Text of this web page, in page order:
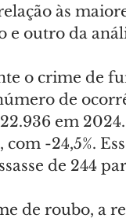
às
e outro da
o crime de
de
em
com -24,5%.
de 244
de roubo, a